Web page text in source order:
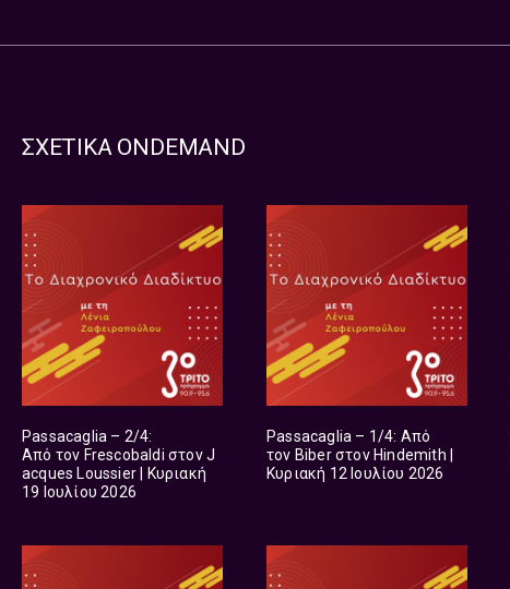
ΣΧΕΤΙΚΑ ONDEMAND
Passacaglia – 2/4:
Από τον Frescobaldi στον J
acques Loussier | Κυριακή
19 Ιουλίου 2026
Passacaglia – 1/4: Από
τον Biber στον Hindemith |
Κυριακή 12 Ιουλίου 2026